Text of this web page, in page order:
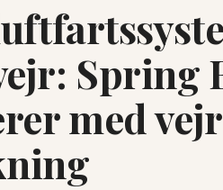
Spring
med